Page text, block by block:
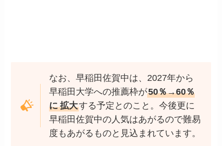
なお、早稲田佐賀中は、2027年から
早稲田大学への推薦枠が50％→60％
に 拡大する予定とのこと。今後更に
早稲田佐賀中の人気はあがるので難易
度もあがるものと見込まれています。